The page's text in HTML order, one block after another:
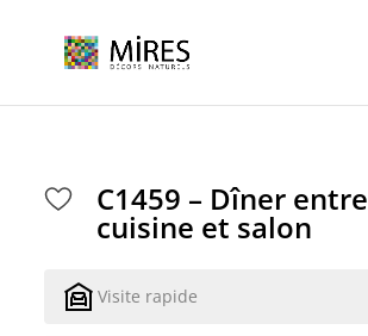
C1459 – Dîner entre
cuisine et salon
Visite rapide